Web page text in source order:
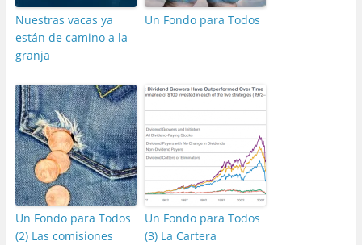
Nuestras vacas ya
están de camino a la
granja
Un Fondo para Todos
Un Fondo para Todos
(2) Las comisiones
Un Fondo para Todos
(3) La Cartera